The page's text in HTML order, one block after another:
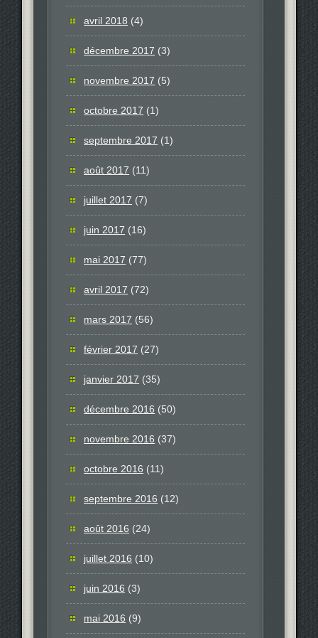
avril 2018 (4)
décembre 2017 (3)
novembre 2017 (5)
octobre 2017 (1)
septembre 2017 (1)
août 2017 (11)
juillet 2017 (7)
juin 2017 (16)
mai 2017 (77)
avril 2017 (72)
mars 2017 (56)
février 2017 (27)
janvier 2017 (35)
décembre 2016 (50)
novembre 2016 (37)
octobre 2016 (11)
septembre 2016 (12)
août 2016 (24)
juillet 2016 (10)
juin 2016 (3)
mai 2016 (9)